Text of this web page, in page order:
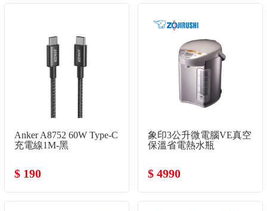
Anker A8752 60W Type-C
充電線1M-黑
$ 190
象印3公升微電腦VE真空
保溫省電熱水瓶
$ 4990